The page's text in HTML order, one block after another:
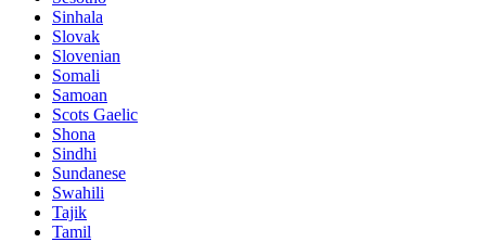
Sinhala
Slovak
Slovenian
Somali
Samoan
Scots Gaelic
Shona
Sindhi
Sundanese
Swahili
Tajik
Tamil